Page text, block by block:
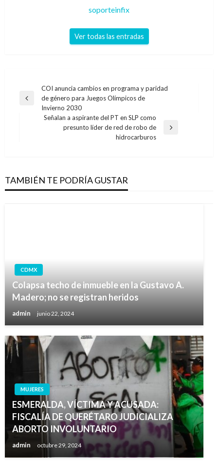
soporteinfix
Ver todas las entradas
Navegación
de
entradas
Entrada
COI anuncia cambios en programa y paridad
de género para Juegos Olímpicos de
Invierno 2030
Señalan a aspirante del PT en SLP como
presunto líder de red de robo de
hidrocarburos
TAMBIÉN TE PODRÍA GUSTAR
CDMX
Colapsa techo de inmueble en la Gustavo A.
Madero; no se registran heridos
admin junio 22, 2024
MUJERES
ESMERALDA, VÍCTIMA Y ACUSADA:
FISCALÍA DE QUERÉTARO JUDICIALIZA
ABORTO INVOLUNTARIO
admin octubre 29, 2024